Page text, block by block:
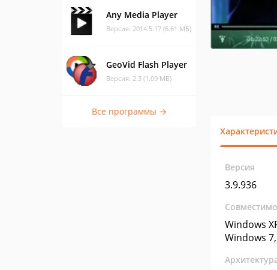
Any Media Player
Версия: 2014.5.17 (6.61 МБ)
GeoVid Flash Player
Версия: 2.3 (1.09 МБ)
Все программы →
Версия
3.9.936
Windows
Windows